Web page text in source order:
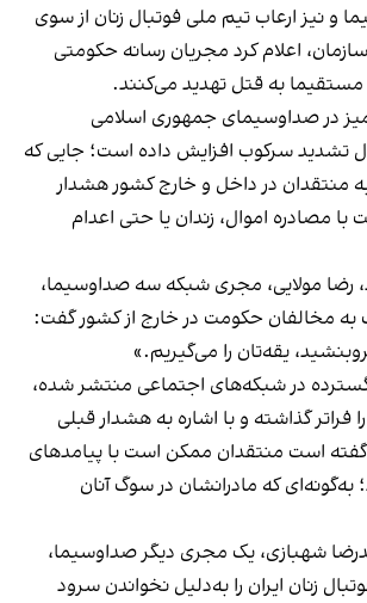
و نیز ارعاب تیم ملی فوتبال زنان از سوی
اعلام کرد مجریان رسانه حکومتی
مستقیما به قتل تهدید می‌کنند.
در صداوسیمای جمهوری اسلامی
تشدید سرکوب افزایش داده است؛ جایی که
منتقدان در داخل و خارج کشور هشدار
مصادره اموال، زندان یا حتی اعدام
اسفند، رضا مولایی، مجری شبکه سه صداوسیما،
به مخالفان حکومت در خارج از کشور گفت:
یقه‌تان را می‌گیریم.»
گسترده در شبکه‌های اجتماعی منتشر شده،
فراتر گذاشته و با اشاره به هشدار قبلی
است منتقدان ممکن است با پیامدهای
به‌گونه‌ای که مادرانشان در سوگ آنان
شهبازی، یک مجری دیگر صداوسیما،
زنان ایران را به‌دلیل نخواندن سرود